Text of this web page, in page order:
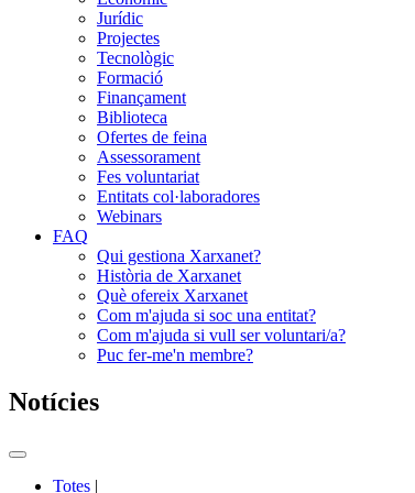
Jurídic
Projectes
Tecnològic
Formació
Finançament
Biblioteca
Ofertes de feina
Assessorament
Fes voluntariat
Entitats col·laboradores
Webinars
FAQ
Qui gestiona Xarxanet?
Història de Xarxanet
Què ofereix Xarxanet
Com m'ajuda si soc una entitat?
Com m'ajuda si vull ser voluntari/a?
Puc fer-me'n membre?
Notícies
Commutador
Totes |